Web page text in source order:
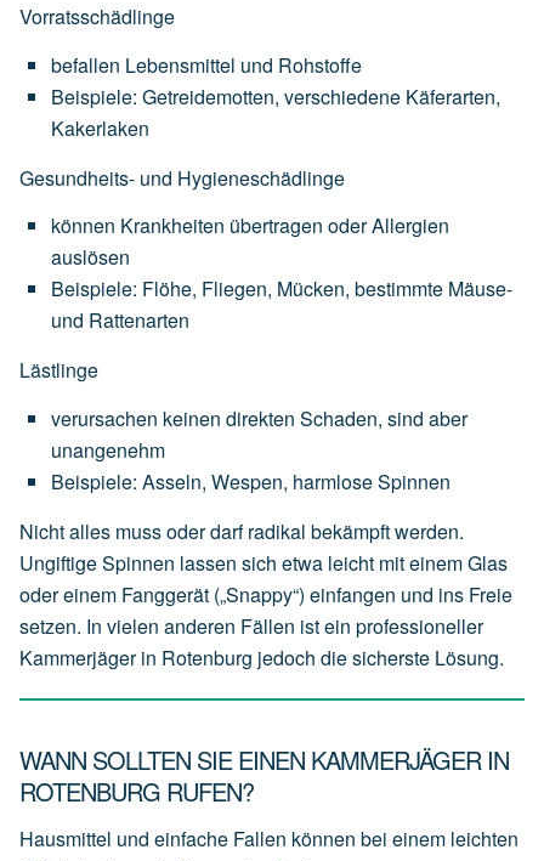
Vorratsschädlinge
befallen Lebensmittel und Rohstoffe
Beispiele: Getreidemotten, verschiedene Käferarten,
Kakerlaken
Gesundheits- und Hygieneschädlinge
können Krankheiten übertragen oderAllergien
auslösen
Beispiele: Flöhe, Fliegen, Mücken, bestimmte Mäuse-
und Rattenarten
Lästlinge
verursachen keinen direkten Schaden, sind aber
unangenehm
Beispiele: Asseln, Wespen, harmloseSpinnen
Nicht alles muss oder darf radikal bekämpft werden.
Ungiftige Spinnen lassen sich etwa leicht mit einem Glas
oder einem Fanggerät („Snappy“) einfangen und ins Freie
setzen. In vielen anderen Fällen ist ein professioneller
Kammerjäger in Rotenburg jedoch die sicherste Lösung.
WANN SOLLTEN SIE EINEN KAMMERJÄGER IN
ROTENBURG RUFEN?
Hausmittel und einfache Fallen können bei einem leichten